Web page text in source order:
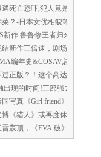
死亡恐吓,犯人竟是家庭主妇?
？-日本女优相貌等级排行
新作 鲁鲁修王者归来！
结新作三倍速，剧场版相约2010
编年史&COSAV总选举！
正版？！这个高达明显更酷！
出现的时间!三部强力VIP上架
写真《Girl friend》5月发售
《猎人》或再度休刊?
轰顶，《EVA:破》新机设流出